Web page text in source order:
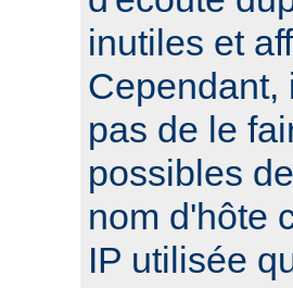
inutiles et
Cependant,
pas de le
possibles
nom d'hôte
IP utilisée